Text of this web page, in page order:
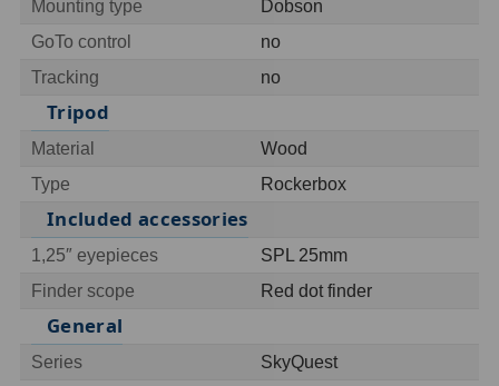
Optické hledáčky
Red Dot hledáčky
Sluneční hledáčky
Úchyty a držáky hledáčků
Příslušenství54
Redukce 1,25" a 2"
Svítilny5
Čištění
Mounting type
Dobson
GoTo control
no
Tracking
no
Tripod
Material
Wood
Type
Rockerbox
Included accessories
1,25″ eyepieces
SPL 25mm
Finder scope
Red dot finder
General
Series
SkyQuest